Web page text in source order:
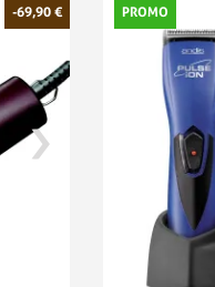
-69,90 € PROMO